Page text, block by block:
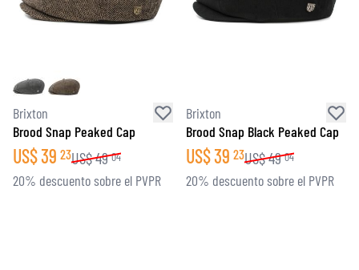
Brixton
Brood Snap Peaked Cap
US$39 23US$49 04
20% descuento sobre el PVPR
Brixton
Brood Snap Black Peaked Cap
US$39 23US$49 04
20% descuento sobre el PVPR